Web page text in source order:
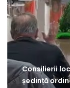
Consilierii
ședință